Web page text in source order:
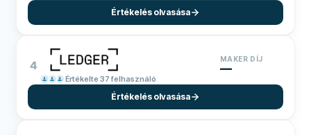
Értékelés olvasása
4
Értékelte 37 felhasználó
MAKER DÍJ
—
Értékelés olvasása